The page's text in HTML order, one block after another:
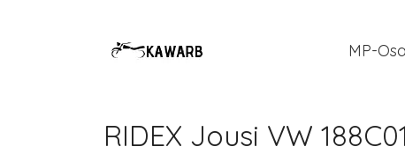
MP-
RIDEX Jousi VW